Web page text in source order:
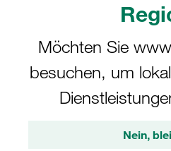
Möchten Sie
besuchen, um
Nein,
Hydraulikventile für